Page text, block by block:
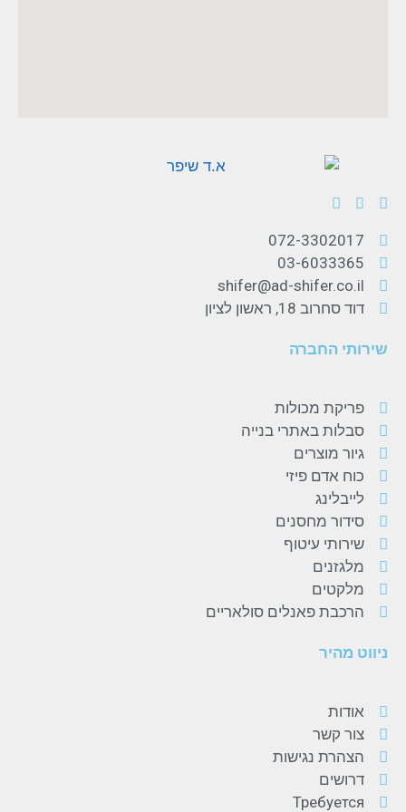
072-3302017
03-6033365
shifer@ad-shifer.co.il
דוד סחרוב 18, ראשון לציון
שירותי החברה
פריקת מכולות
סבלות באתרי בנייה
גיור מוצרים
כוח אדם פיזי
לייבלינג
סידור מחסנים
שירותי עיטוף
מלגזנים
מלקטים
הרכבת פאנלים סולאריים
ניווט מהיר
אודות
צור קשר
הצהרת נגישות
דרושים
Требуется